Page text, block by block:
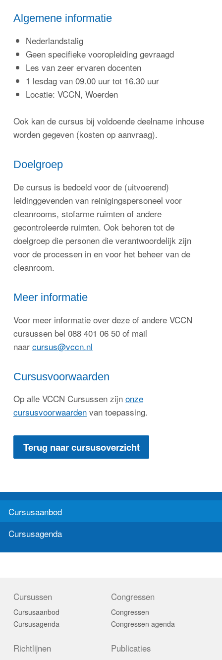
Algemene informatie
Nederlandstalig
Geen specifieke vooropleiding gevraagd
Les van zeer ervaren docenten
1 lesdag van 09.00 uur tot 16.30 uur
Locatie: VCCN, Woerden
Ook kan de cursus bij voldoende deelname inhouse
worden gegeven (kosten op aanvraag).
Doelgroep
De cursus is bedoeld voor de (uitvoerend)
leidinggevenden van reinigingspersoneel voor
cleanrooms, stofarme ruimten of andere
gecontroleerde ruimten. Ook behoren tot de
doelgroep die personen die verantwoordelijk zijn
voor de processen in en voor het beheer van de
cleanroom.
Meer informatie
Voor meer informatie over deze of andere VCCN
cursussen bel 088 401 06 50 of mail
naar cursus@vccn.nl
Cursusvoorwaarden
Op alle VCCN Cursussen zijn onze
cursusvoorwaardenvan toepassing.
Terug naar cursusoverzicht
Cursusaanbod
Cursusagenda
Cursussen
Cursusaanbod
Cursusagenda
Congressen
Congressen
Congressen agenda
Richtlijnen Publicaties